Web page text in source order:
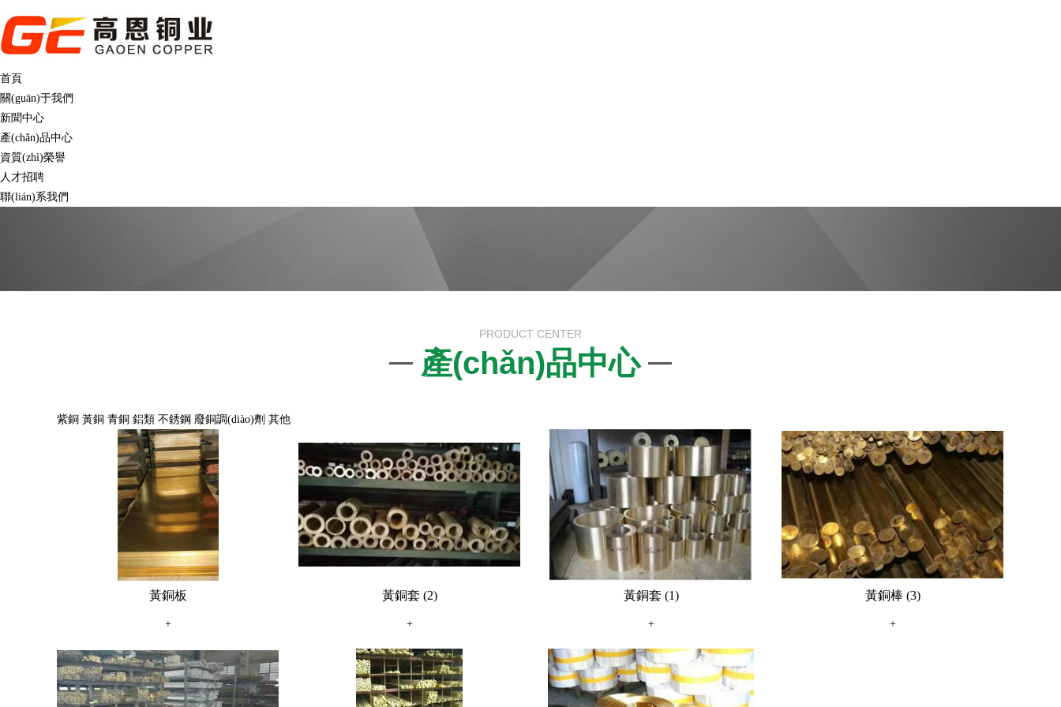
首頁
關(guān)于我們
新聞中心
產(chǎn)品中心
資質(zhì)榮譽
人才招聘
聯(lián)系我們
PRODUCT CENTER
產(chǎn)品中心
紫銅 黃銅 青銅 鋁類 不銹鋼 廢銅調(diào)劑 其他
黃銅板
+
黃銅套 (2)
+
黃銅套 (1)
+
黃銅棒 (3)
+